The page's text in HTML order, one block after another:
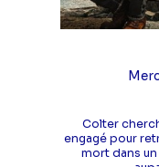
Colter
engagé pour
mort dans